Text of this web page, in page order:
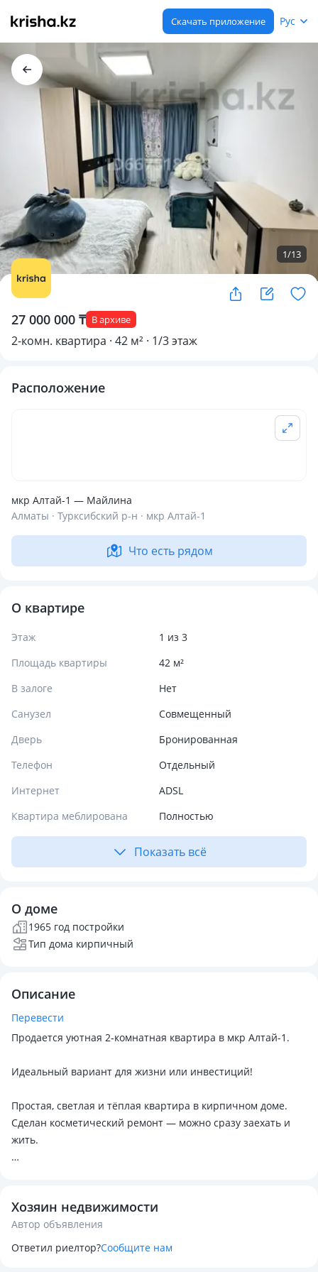
Скачать приложение Рус
1/13
27 000 000 ₸ В архиве
2-комн. квартира · 42 м² · 1/3 этаж
Расположение
мкр Алтай-1 — Майлина
Алматы · Турксибский р-н · мкр Алтай-1
Что есть рядом
О квартире
Этаж
1 из 3
Площадь квартиры
42 м²
В залоге
Нет
Санузел
Совмещенный
Дверь
Бронированная
Телефон
Отдельный
Интернет
ADSL
Квартира меблирована
Полностью
Показать всё
О доме
1965 год постройки
Тип дома кирпичный
Описание
Перевести
Продается уютная 2‑комнатная квартира в мкр Алтай-1.
Идеальный вариант для жизни или инвестиций!
Простая, светлая и тёплая квартира в кирпичном доме.
Сделан косметический ремонт — можно сразу заехать и
жить.
• Простая и удобная планировка
• Косметический ремонт, состояние лучше среднего
Хозяин недвижимости
Автор объявления
Ответил риелтор?Сообщите нам